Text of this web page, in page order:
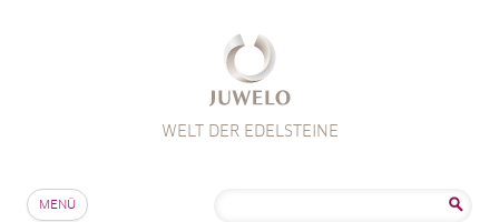
WELT DER EDELSTEINE
MENÜ